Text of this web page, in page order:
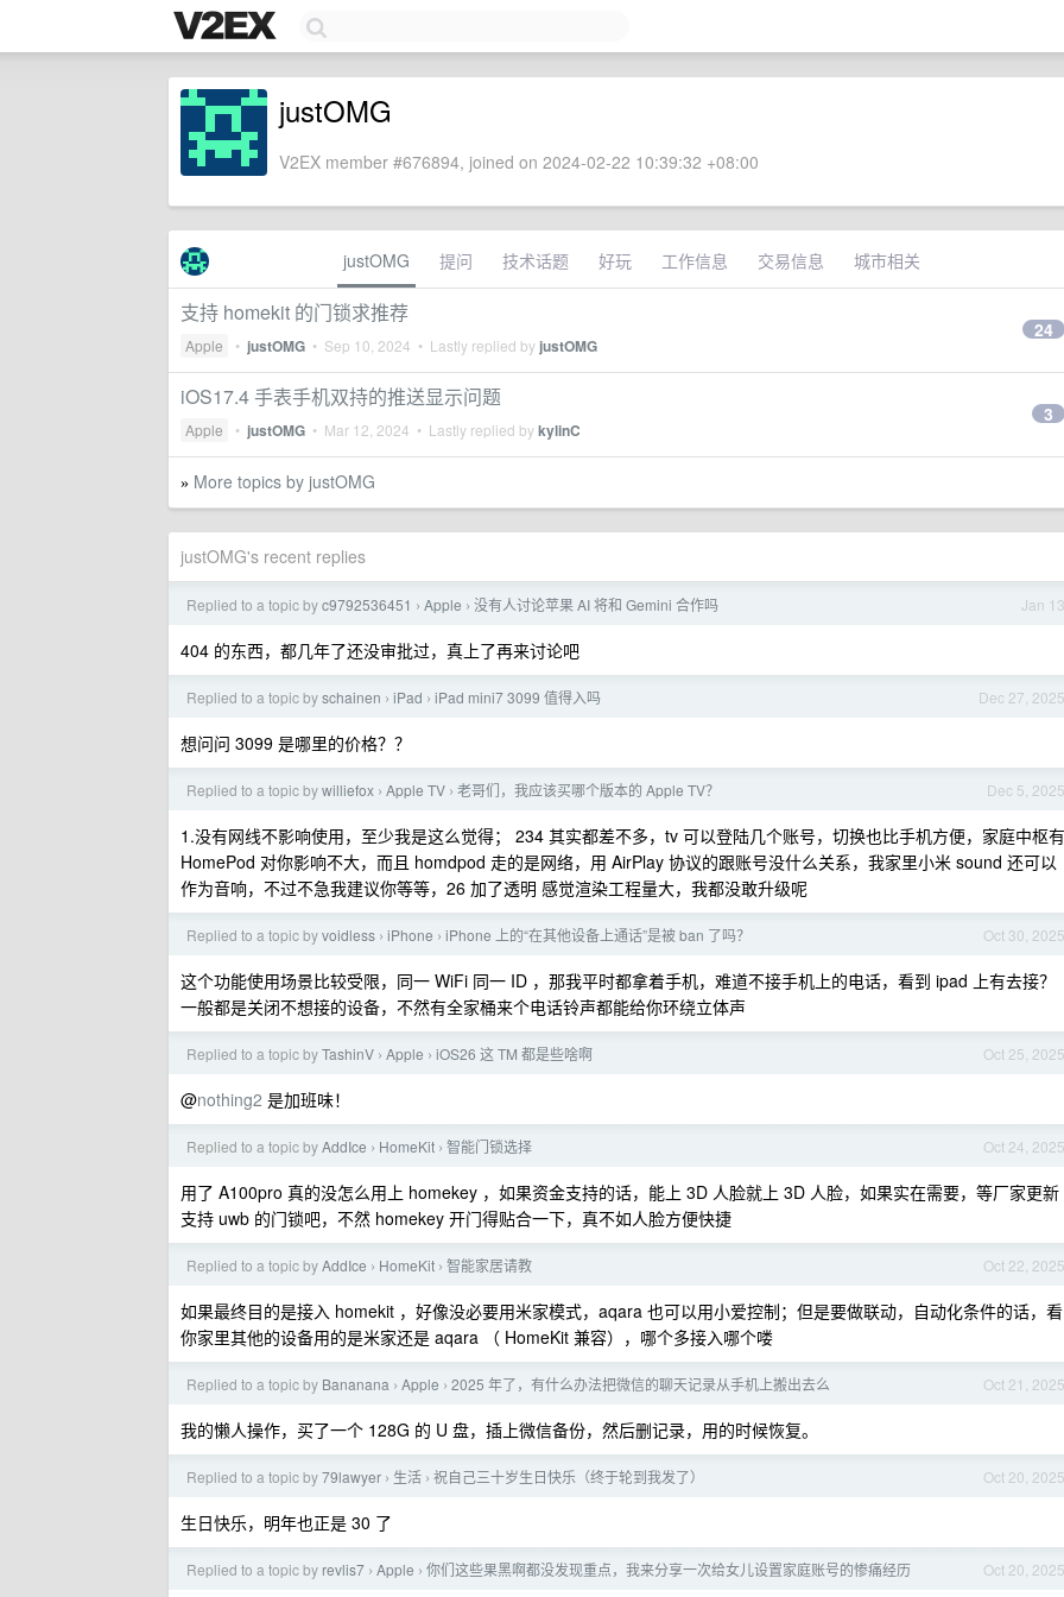
justOMG
V2EX member #676894, joined on 2024-02-22 10:39:32 +08:00
justOMG 提问 技术话题 好玩 工作信息 交易信息 城市相关
支持 homekit 的门锁求推荐
Apple • justOMG • Sep 10, 2024 • Lastly replied by justOMG
24
iOS17.4 手表手机双持的推送显示问题
Apple • justOMG • Mar 12, 2024 • Lastly replied bykylinC
3
» More topics by justOMG
justOMG's recent replies
Jan 13
Replied to a topic byc9792536451 › Apple › 没有人讨论苹果 AI 将和 Gemini 合作吗
404 的东西，都几年了还没审批过，真上了再来讨论吧
Dec 27, 2025
Replied to a topic byschainen › iPad › iPad mini7 3099 值得入吗
想问问 3099 是哪里的价格？？
Dec 5, 2025
Replied to a topic bywilliefox › Apple TV › 老哥们，我应该买哪个版本的 Apple TV？
1.没有网线不影响使用，至少我是这么觉得； 234 其实都差不多，tv 可以登陆几个账号，切换也比手机方便，家庭中枢有
HomePod 对你影响不大，而且 homdpod 走的是网络，用 AirPlay 协议的跟账号没什么关系，我家里小米 sound 还可以
作为音响，不过不急我建议你等等，26 加了透明 感觉渲染工程量大，我都没敢升级呢
Oct 30, 2025
Replied to a topic byvoidless › iPhone › iPhone 上的“在其他设备上通话”是被 ban 了吗？
这个功能使用场景比较受限，同一 WiFi 同一 ID ，那我平时都拿着手机，难道不接手机上的电话，看到 ipad 上有去接？
一般都是关闭不想接的设备，不然有全家桶来个电话铃声都能给你环绕立体声
Oct 25, 2025
Replied to a topic byTashinV › Apple › iOS26 这 TM 都是些啥啊
@nothing2 是加班味！
Oct 24, 2025
Replied to a topic byAddIce › HomeKit › 智能门锁选择
用了 A100pro 真的没怎么用上 homekey ，如果资金支持的话，能上 3D 人脸就上 3D 人脸，如果实在需要，等厂家更新
支持 uwb 的门锁吧，不然 homekey 开门得贴合一下，真不如人脸方便快捷
Oct 22, 2025
Replied to a topic byAddIce › HomeKit › 智能家居请教
如果最终目的是接入 homekit ，好像没必要用米家模式，aqara 也可以用小爱控制；但是要做联动，自动化条件的话，看
你家里其他的设备用的是米家还是 aqara （ HomeKit 兼容），哪个多接入哪个喽
Oct 21, 2025
Replied to a topic by Bananana › Apple › 2025 年了，有什么办法把微信的聊天记录从手机上搬出去么
我的懒人操作，买了一个 128G 的 U 盘，插上微信备份，然后删记录，用的时候恢复。
Oct 20, 2025
Replied to a topic by79lawyer › 生活 › 祝自己三十岁生日快乐（终于轮到我发了）
生日快乐，明年也正是 30 了
Oct 20, 2025
Replied to a topic by revlis7 › Apple › 你们这些果黑啊都没发现重点，我来分享一次给女儿设置家庭账号的惨痛经历